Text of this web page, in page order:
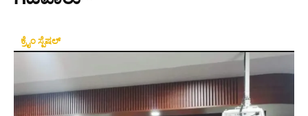
ಕ್ರೈಂ ಸ್ಪೆಷಲ್